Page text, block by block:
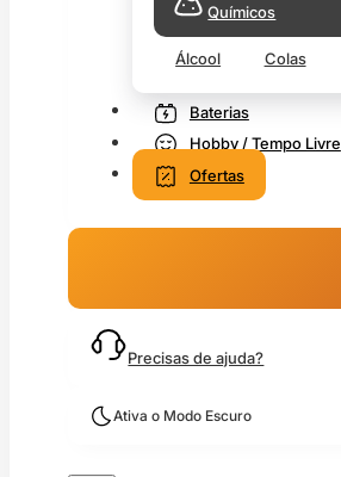
Químicos
Álcool Colas
Baterias
Hobby / Tempo Livre
Ofertas
Precisas de ajuda?
Ativa o Modo Escuro